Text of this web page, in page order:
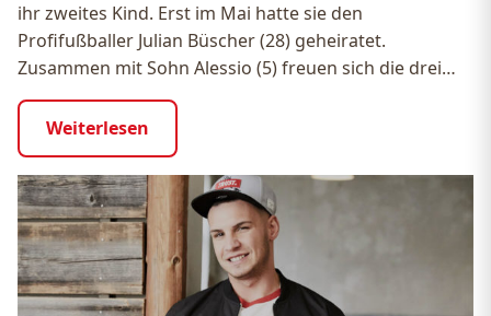
ihr zweites Kind. Erst im Mai hatte sie den
Profifußballer Julian Büscher (28) geheiratet.
Zusammen mit Sohn Alessio (5) freuen sich die drei…
Weiterlesen